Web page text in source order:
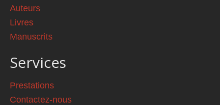
Auteurs
Livres
Manuscrits
Services
Prestations
Contactez-nous